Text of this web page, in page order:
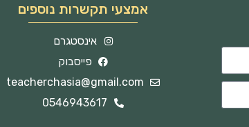
אמצעי תקשרות נוספים
אינסטגרם
פייסבוק
teacherchasia@gmail.com
0546943617